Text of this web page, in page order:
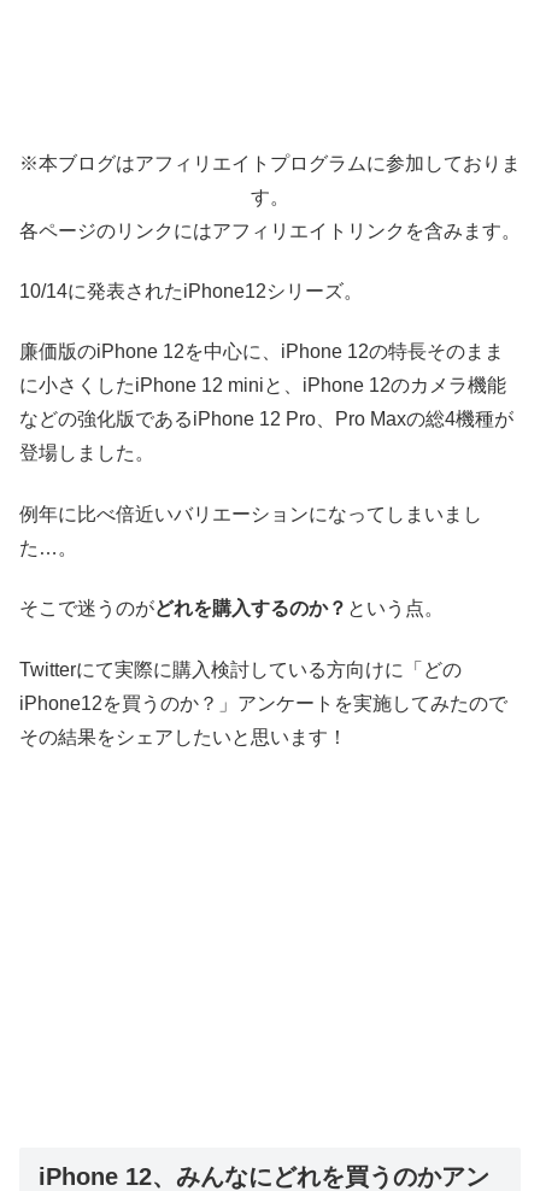
※本ブログはアフィリエイトプログラムに参加しておりま
す。
各ページのリンクにはアフィリエイトリンクを含みます。
10/14に発表されたiPhone12シリーズ。
廉価版のiPhone 12を中心に、iPhone 12の特長そのまま
に小さくしたiPhone 12 miniと、iPhone 12のカメラ機能
などの強化版であるiPhone 12 Pro、Pro Maxの総4機種が
登場しました。
例年に比べ倍近いバリエーションになってしまいまし
た…。
そこで迷うのがどれを購入するのか？ という点。
Twitterにて実際に購入検討している方向けに「どの
iPhone12を買うのか？」アンケートを実施してみたので
その結果をシェアしたいと思います！
iPhone 12、みんなにどれを買うのかアン